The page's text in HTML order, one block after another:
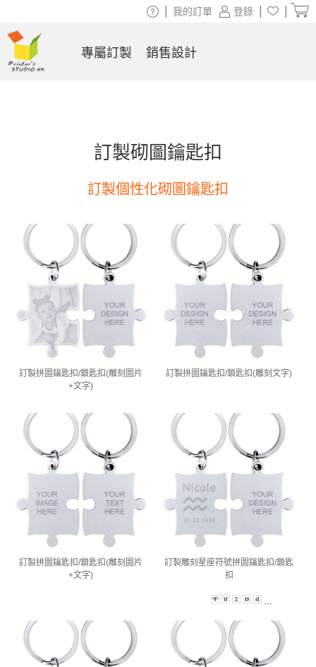
訂製砌圖鑰匙扣
訂製個性化砌圖鑰匙扣
訂製拼圖鑰匙扣/鎖匙扣(雕刻圖片
+文字)
訂製拼圖鑰匙扣/鎖匙扣(雕刻文字)
訂製拼圖鑰匙扣/鎖匙扣(雕刻圖片
+文字)
訂製雕刻星座符號拼圖鑰匙扣/鎖匙
扣
登錄
我的訂單
專屬訂製 銷售設計